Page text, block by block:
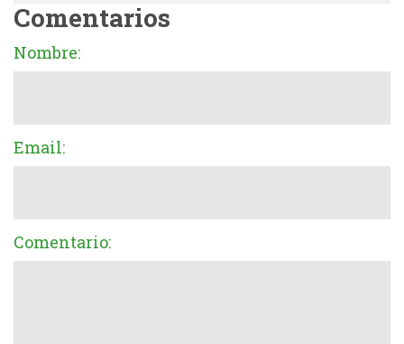
Comentarios
Nombre:
Email:
Comentario: